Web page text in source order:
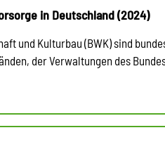
in Deutschland (2024)
und Kulturbau (BWK) sind
der Verwaltungen des